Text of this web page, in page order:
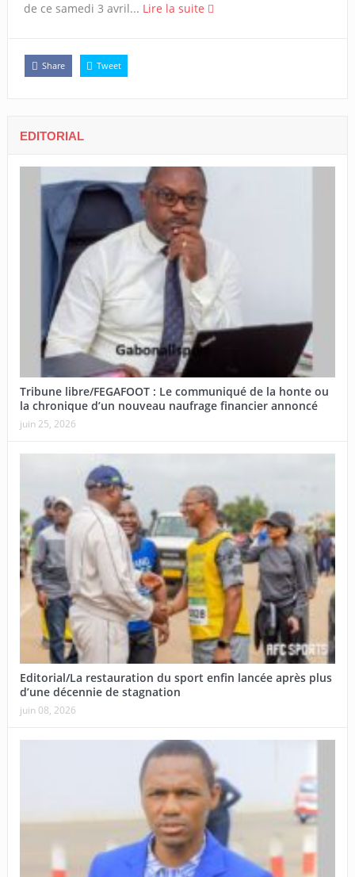
de ce samedi 3 avril... Lire la suite
Share Tweet
EDITORIAL
Tribune libre/FEGAFOOT : Le communiqué de la honte ou
la chronique d’un nouveau naufrage financier annoncé
juin 25, 2026
Editorial/La restauration du sport enfin lancée après plus
d’une décennie de stagnation
juin 08, 2026